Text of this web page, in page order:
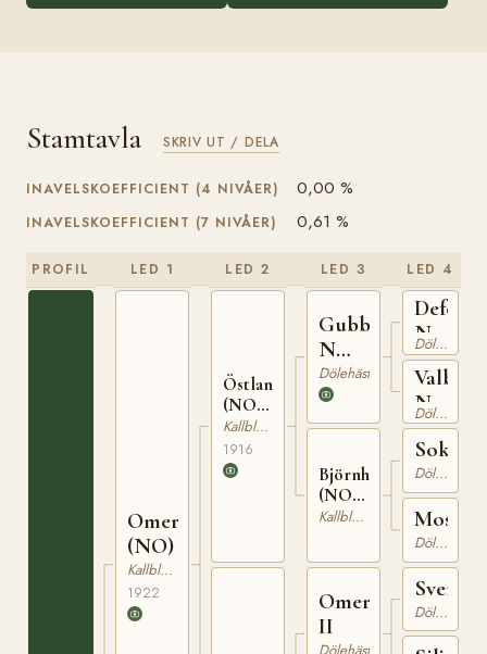
Stamtavla SKRIV UT / DELA
INAVELSKOEFFICIENT (4 NIVÅER) 0,00 %
INAVELSKOEFFICIENT (7 NIVÅER) 0,61 %
PROFIL LED 1
Omergubben
(NO)
Kallblodig Travare
1922
LED 2
Östlandskongen
(NO)
T-68Kallblodig Travare
1916
LED 3
Gubben
N
692
Dölehäst
Björnhild
(NO)
T-83Kallblodig Travare
Omer
II
LED 4
N
565
Dölehäst
Valborg
N
808
Dölehäst
Dölehäst
Dölehäst
Dölehäst